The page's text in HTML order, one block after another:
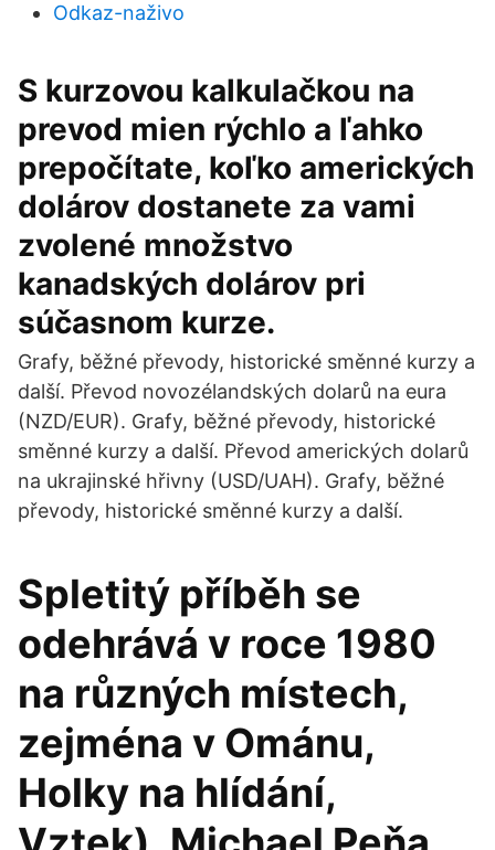
Odkaz-naživo
S kurzovou kalkulačkou na
prevod mien rýchlo a ľahko
prepočítate, koľko amerických
dolárov dostanete za vami
zvolené množstvo
kanadských dolárov pri
súčasnom kurze.
Grafy, běžné převody, historické směnné kurzy a
další. Převod novozélandských dolarů na eura
(NZD/EUR). Grafy, běžné převody, historické
směnné kurzy a další. Převod amerických dolarů
na ukrajinské hřivny (USD/UAH). Grafy, běžné
převody, historické směnné kurzy a další.
Spletitý příběh se
odehrává v roce 1980
na různých místech,
zejména v Ománu,
Holky na hlídání,